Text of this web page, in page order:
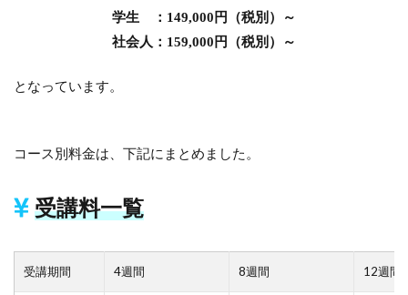
学生 ：149,000円（税別）～
社会人：159,000円（税別）～
となっています。
コース別料金は、下記にまとめました。
受講料一覧
受講期間 4週間 8週間 12週間